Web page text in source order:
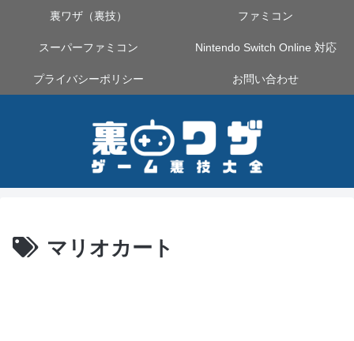
裏ワザ（裏技） ファミコン
スーパーファミコン Nintendo Switch Online 対応
プライバシーポリシー お問い合わせ
マリオカート